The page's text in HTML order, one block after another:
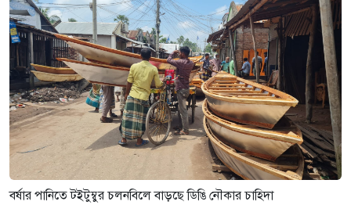
বর্ষার পানিতে টইটুম্বুর চলনবিলে বাড়ছে ডিঙি নৌকার চাহিদা